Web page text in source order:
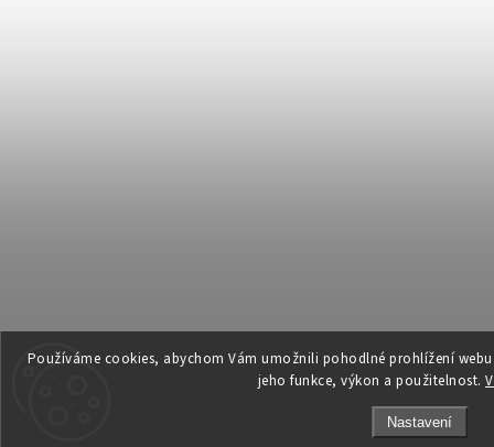
Používáme cookies, abychom Vám umožnili pohodlné prohlížení
jeho funkce, výkon a použitelnost.
Nastavení